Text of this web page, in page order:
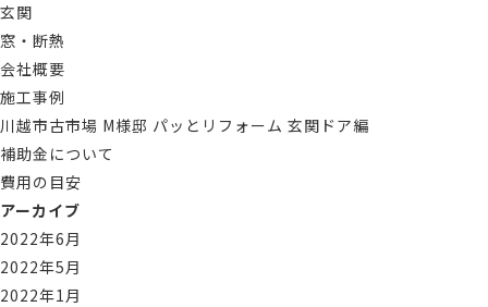
玄関
窓・断熱
会社概要
施工事例
川越市古市場 M様邸 パッとリフォーム 玄関ドア編
補助金について
費用の目安
アーカイブ
2022年6月
2022年5月
2022年1月